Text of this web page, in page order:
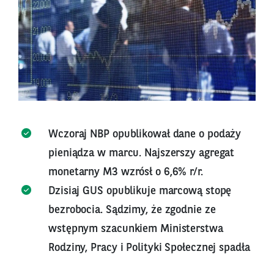
Wczoraj NBP opublikował dane o podaży
pieniądza w marcu. Najszerszy agregat
monetarny M3 wzrósł o 6,6% r/r.
Dzisiaj GUS opublikuje marcową stopę
bezrobocia. Sądzimy, że zgodnie ze
wstępnym szacunkiem Ministerstwa
Rodziny, Pracy i Polityki Społecznej spadła